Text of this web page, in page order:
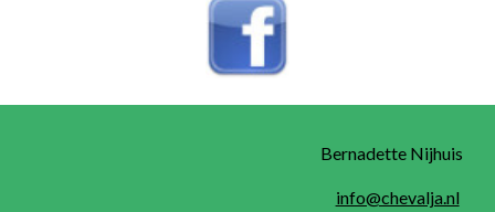
Bernadette Nijhuis
info@chevalja.nl